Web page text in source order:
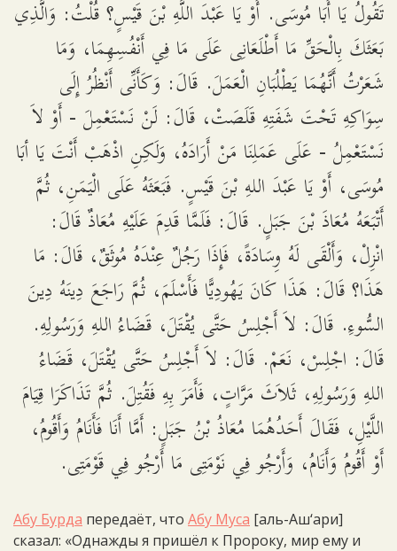
تَقُولُ يَا أَبَا مُوسَى. أَوْ يَا عَبْدَ اللَّهِ بْنَ قَيْسٍ؟ قُلْتُ: وَالَّذِي
بَعَثَكَ بِالْحَقِّ مَا أَطْلَعَانِى عَلَى مَا فِي أَنْفُسِهِمَا، وَمَا
شَعَرْتُ أَنَّهُمَا يَطْلُبَانِ الْعَمَلَ. قَالَ: وَكَأَنِّى أَنْظُرُ إِلَى
سِوَاكِهِ تَحْتَ شَفَتِهِ قَلَصَتْ، قَالَ: لَنْ نَسْتَعْمِلَ - أَوْ لاَ
نَسْتَعْمِلُ - عَلَى عَمَلِنَا مَنْ أَرَادَهُ، وَلَكِنِ اذْهَبْ أَنْتَ يَا أبَا
مُوسَى، أَوْ يَا عَبْدَ اللهِ بْنَ قَيْسٍ. فَبَعَثَهُ عَلَى الْيَمَنِ، ثُمَّ
أَتْبَعَهُ مُعَاذَ بْنَ جَبَلٍ. قَالَ: فَلَمَّا قَدِمَ عَلَيْهِ مُعَاذٌ قَالَ:
انْزِلْ، وَأَلْقَى لَهُ وِسَادَةً، فَإِذَا رَجُلٌ عِنْدَهُ مُوثَقٌ، قَالَ: مَا
هَذَا؟ قَالَ: هَذَا كَانَ يَهُودِيًّا فَأَسْلَمَ، ثُمَّ رَاجَعَ دِينَهُ دِينَ
السُّوءِ. قَالَ: لاَ أَجْلِسُ حَتَّى يُقْتَلَ، قَضَاءُ اللهِ وَرَسُولِهِ.
قَالَ: اجْلِسْ، نَعَمْ. قَالَ: لاَ أَجْلِسُ حَتَّى يُقْتَلَ، قَضَاءُ
اللهِ وَرَسُولِهِ، ثَلاَثَ مَرَّاتٍ، فَأَمَرَ بِهِ فَقُتِلَ. ثُمَّ تَذَاكَرَا قِيَامَ
اللَّيْلِ، فَقَالَ أَحَدُهُمَا مُعَاذُ بْنُ جَبَلٍ: أَمَّا أَنَا فَأَنَامُ وَأَقُومُ،
أَوْ أَقُومُ وَأَنَامُ، وَأَرْجُو فِي نَوْمَتِى مَا أَرْجُو فِي قَوْمَتِى.
Абу Бурда передаёт, что Абу Муса [аль-Аш‘ари]
сказал: «Однажды я пришёл к Пророку, мир ему и